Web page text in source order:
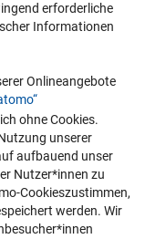
erforderliche
Informationen
Onlineangebote
ohne Cookies.
unserer
aufbauend unser
Nutzer*innen zu
Cookieszustimmen,
werden. Wir